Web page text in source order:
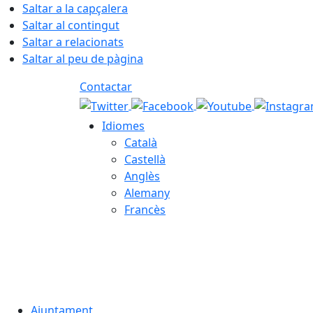
Saltar a la capçalera
Saltar al contingut
Saltar a relacionats
Saltar al peu de pàgina
Contactar
Idiomes
Català
Castellà
Anglès
Alemany
Francès